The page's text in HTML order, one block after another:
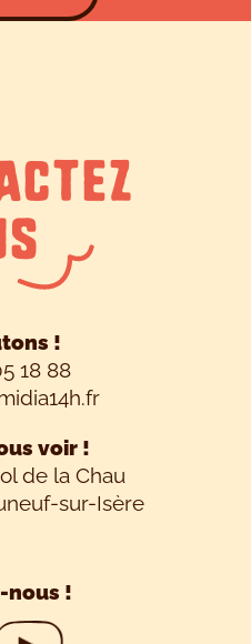
!
18 88
voir !
de la Chau
sur-Isère
nous !